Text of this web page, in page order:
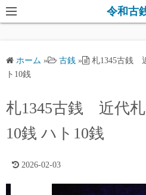
コ
ン
キ
ッ
令和古
ホーム » 古銭 »
札1345古銭
ト10銭
札1345古銭 近代
10銭 ハト10銭
2026-02-03